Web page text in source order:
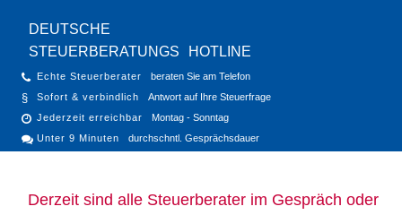
DEUTSCHE
STEUERBERATUNGS
HOTLINE
Echte Steuerberater
beraten Sie am Telefon
Sofort & verbindlich
Antwort auf Ihre Steuerfrage
Jederzeit erreichbar
Montag - Sonntag
Unter 9 Minuten
durchschntl. Gesprächsdauer
Derzeit sind alle Steuerberater im Gespräch oder